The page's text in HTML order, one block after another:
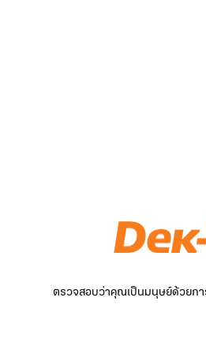
ตรวจสอบว่าคุณเป็นมนุษย์ด้วยกา